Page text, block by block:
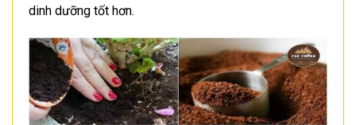
dinh dưỡng tốt hơn.